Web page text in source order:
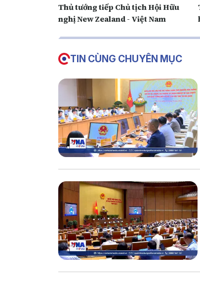
Thủ tướng tiếp Chủ tịch Hội Hữu
nghị New Zealand - Việt Nam
TIN CÙNG CHUYÊN MỤC